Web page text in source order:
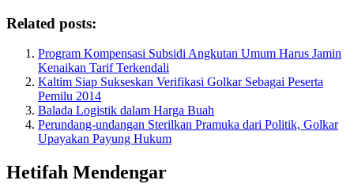
Related posts:
Program Kompensasi Subsidi Angkutan Umum Harus Jamin
Kenaikan Tarif Terkendali
Kaltim Siap Sukseskan Verifikasi Golkar Sebagai Peserta
Pemilu 2014
Balada Logistik dalam Harga Buah
Perundang-undangan Sterilkan Pramuka dari Politik, Golkar
Upayakan Payung Hukum
Hetifah Mendengar